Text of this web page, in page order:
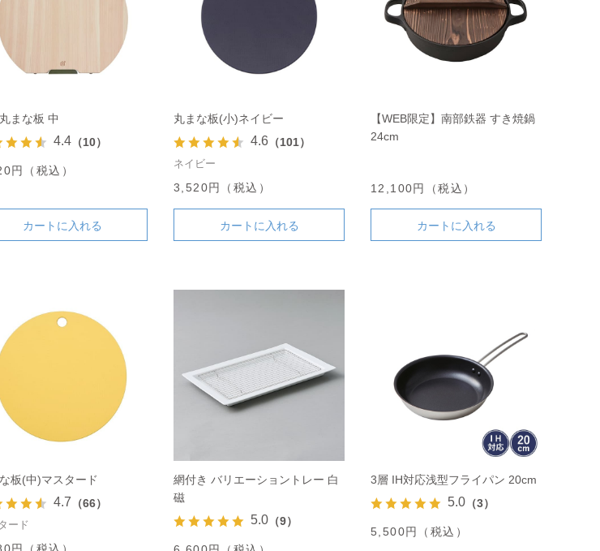
まな板 中
4.4 （10）
円（税込）
カートに入れる
丸まな板(小)ネイビー
4.6 （101）
ネイビー
3,520円（税込）
カートに入れる
【WEB限定】南部鉄器 すき焼鍋
24cm
12,100円（税込）
カートに入れる
板(中)マスタード
4.7 （66）
ード
円（税込）
網付き バリエーショントレー 白
磁
5.0 （9）
3層 IH対応浅型フライパン 20cm
5.0 （3）
5,500円（税込）